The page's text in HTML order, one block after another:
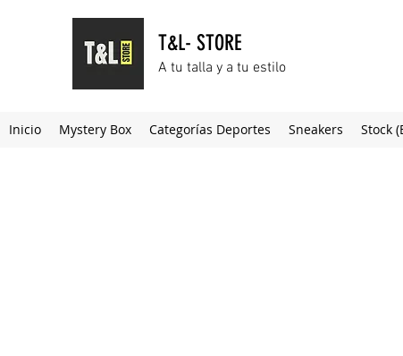
T&L- STORE
A tu talla y a tu estilo
Inicio Mystery Box Categorías Deportes Sneakers Stock